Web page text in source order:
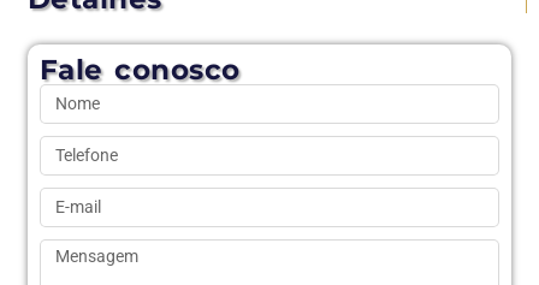
Fale conosco